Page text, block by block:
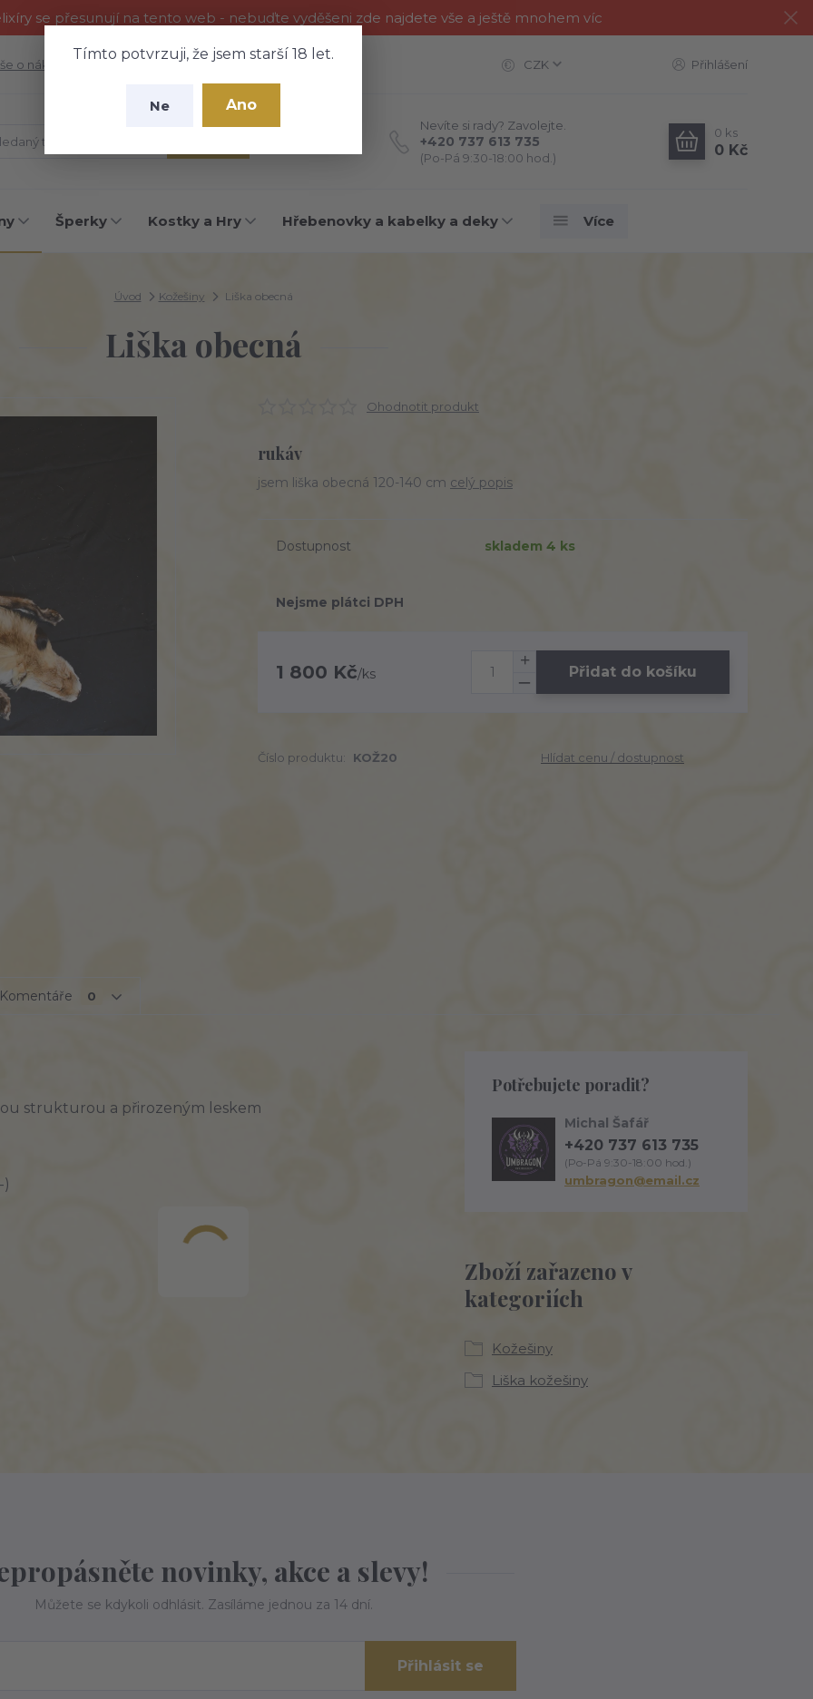
se přesunují na tento web - nebuďte vyděšeni zde najdete vše a ještě mnohem víc
Tímto potvrzuji, že jsem starší 18 let.
Ne Ano
o nákupu Fotogalerie Kontakty CZK Přihlášení
Nevíte si rady? Zavolejte.
+420 737 613 735
(Po-Pá 9:30-18:00 hod.)
0 ks
0 Kč
Šperky Kostky a Hry Hřebenovky a kabelky a deky Více
Úvod Kožešiny Liška obecná
Liška obecná
Ohodnotit produkt
rukáv
jsem liška obecná 120-140 cm celý popis
Dostupnost skladem 4 ks
Nejsme plátci DPH
1 800 Kč/ks Přidat do košíku
Číslo produktu: KOŽ20 Hlídat cenu / dostupnost
Komentáře 0
strukturou a přirozeným leskem
)
Zboží zařazeno v
kategoriích
Kožešiny
Liška kožešiny
Potřebujete poradit?
Michal Šafář
+420 737 613 735
(Po-Pá 9:30-18:00 hod.)
umbragon@email.cz
novinky, akce a slevy!
Můžete se kdykoli odhlásit. Zasíláme jednou za 14 dní.
Přihlásit se